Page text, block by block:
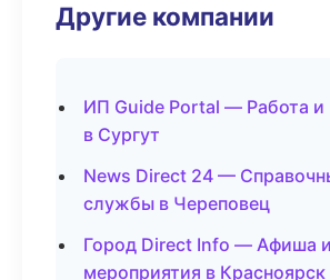
Другие компании
ИП Guide Portal — Работа и
в Сургут
News Direct 24 —
службы в Череповец
Город Direct Info — Афиша и
мероприятия в Красноярск